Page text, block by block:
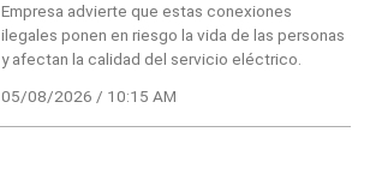
Empresa advierte que estas conexiones
ilegales ponen en riesgo la vida de las personas
y afectan la calidad del servicio eléctrico.
05/08/2026 / 10:15 AM